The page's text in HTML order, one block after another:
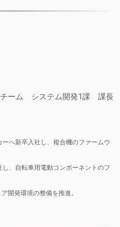
ーム システム開発1課 課長
へ新卒入社し、複合機のファームウ
、自転車用電動コンポーネントのフ
開発環境の整備を推進。